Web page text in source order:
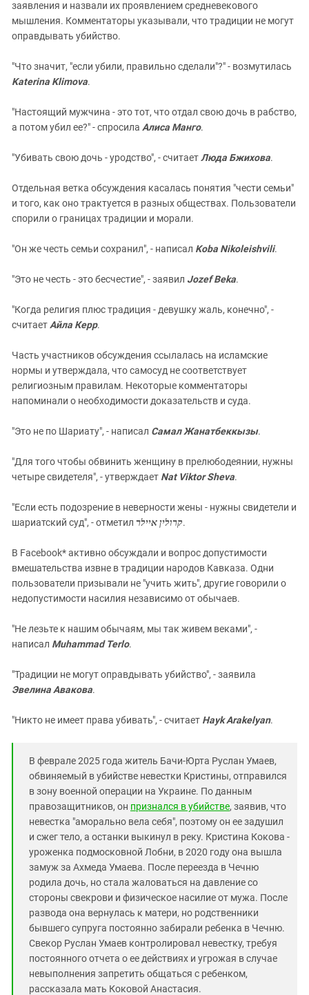
заявления и назвали их проявлением средневекового
мышления. Комментаторы указывали, что традиции не могут
оправдывать убийство.
"Что значит, "если убили, правильно сделали"?" - возмутилась
Katerina Klimova.
"Настоящий мужчина - это тот, что отдал свою дочь в рабство,
а потом убил ее?" - спросила Алиса Манго.
"Убивать свою дочь - уродство", - считаетЛюда Бжихова.
Отдельная ветка обсуждения касалась понятия "чести семьи"
и того, как оно трактуется в разных обществах. Пользователи
спорили о границах традиции и морали.
"Он же честь семьи сохранил", - написал Koba Nikoleishvili.
"Это не честь - это бесчестие", - заявил Jozef Beka.
"Когда религия плюс традиция - девушку жаль, конечно", -
считает Айла Керр.
Часть участников обсуждения ссылалась на исламские
нормы и утверждала, что самосуд не соответствует
религиозным правилам. Некоторые комментаторы
напоминали о необходимости доказательств и суда.
"Это не по Шариату", - написал Самал Жанатбеккызы.
"Для того чтобы обвинить женщину в прелюбодеянии, нужны
четыре свидетеля", - утверждает Nat Viktor Sheva.
"Если есть подозрение в неверности жены - нужны свидетели и
шариатский суд", - отметил קרולין איילר.
В Facebook* активно обсуждали и вопрос допустимости
вмешательства извне в традиции народов Кавказа. Одни
пользователи призывали не "учить жить", другие говорили о
недопустимости насилия независимо от обычаев.
"Не лезьте к нашим обычаям, мы так живем веками", -
написал Muhammad Terlo.
"Традиции не могут оправдывать убийство", - заявила
Эвелина Авакова.
"Никто не имеет права убивать", - считает Hayk Arakelyan.
В феврале 2025 года житель Бачи-Юрта Руслан Умаев,
обвиняемый в убийстве невестки Кристины, отправился
в зону военной операции на Украине. По данным
правозащитников, он признался в убийстве, заявив, что
невестка "аморально вела себя", поэтому он ее задушил
и сжег тело, а останки выкинул в реку. Кристина Кокова -
уроженка подмосковной Лобни, в 2020 году она вышла
замуж за Ахмеда Умаева. После переезда в Чечню
родила дочь, но стала жаловаться на давление со
стороны свекрови и физическое насилие от мужа. После
развода она вернулась к матери, но родственники
бывшего супруга постоянно забирали ребенка в Чечню.
Свекор Руслан Умаев контролировал невестку, требуя
постоянного отчета о ее действиях и угрожая в случае
невыполнения запретить общаться с ребенком,
рассказала мать Коковой Анастасия.